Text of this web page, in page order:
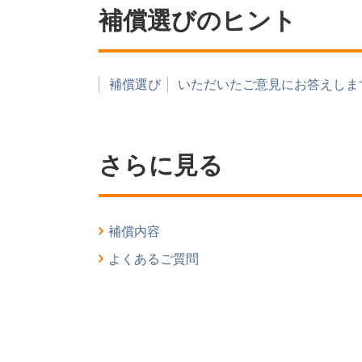
補償選びのヒント
補償選び いただいたご意見にお答えしま
さらに見る
補償内容
よくあるご質問